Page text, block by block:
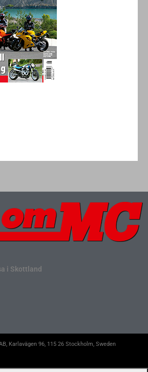
i Skottland
Karlavägen 96, 115 26 Stockholm, Sweden